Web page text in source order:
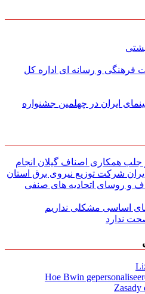
فرهنگی و رسانه ای اداره کل
ایران در چهلمین جشنواره
همکاری اصناف گیلان انجام
شركت توزیع نیروی برق استان
و روسای اتحادیه های صنفی
اساسی مشکلی نداریم
ندارد
Hoe Bwin
Zasady